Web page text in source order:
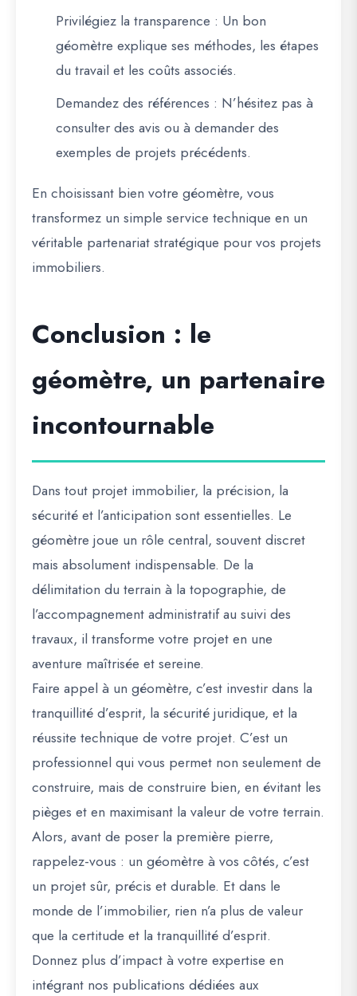
Privilégiez la transparence : Un bon
géomètre explique ses méthodes, les étapes
du travail et les coûts associés.
Demandez des références : N’hésitez pas à
consulter des avis ou à demander des
exemples de projets précédents.
En choisissant bien votre géomètre, vous
transformez un simple service technique en un
véritable partenariat stratégique pour vos projets
immobiliers.
Conclusion : le
géomètre, un partenaire
incontournable
Dans tout projet immobilier, la précision, la
sécurité et l’anticipation sont essentielles. Le
géomètre joue un rôle central, souvent discret
mais absolument indispensable. De la
délimitation du terrain à la topographie, de
l’accompagnement administratifau suivi des
travaux, il transforme votre projet en une
aventure maîtrisée et sereine.
Faire appel à un géomètre, c’est investir dans la
tranquillité d’esprit, la sécurité juridique, et la
réussite technique de votre projet. C’est un
professionnel qui vous permet non seulement de
construire, mais de construire bien, en évitant les
pièges et en maximisant la valeur de votre terrain.
Alors, avant de poser la première pierre,
rappelez-vous : un géomètre à vos côtés, c’est
un projet sûr, précis et durable. Et dans le
monde de l’immobilier, rien n’a plus de valeur
que la certitude et la tranquillité d’esprit.
Donnez plus d’impact à votre expertise en
intégrant nos publications dédiées aux